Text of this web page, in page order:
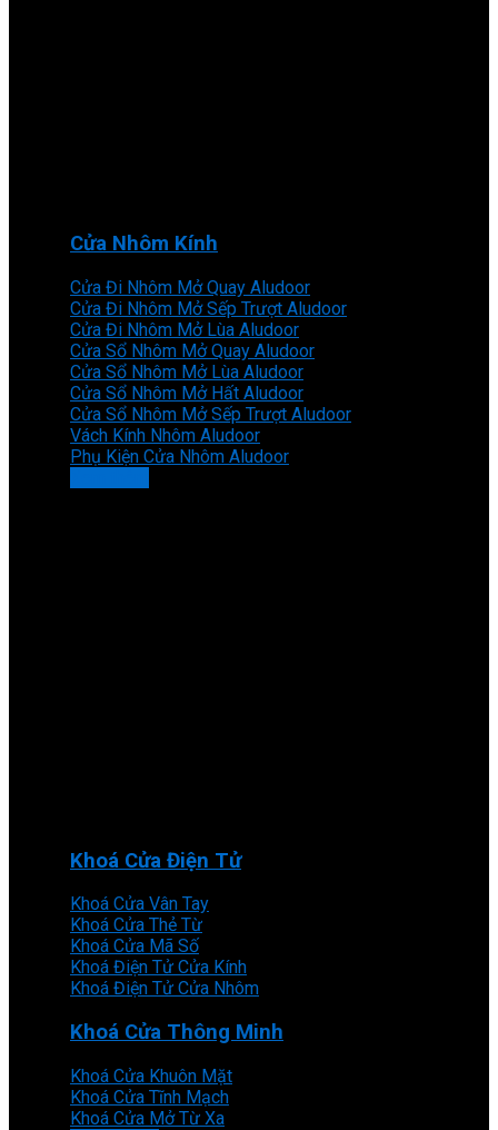
Cửa Nhôm Kính
Cửa Đi Nhôm Mở Quay Aludoor
Cửa Đi Nhôm Mở Sếp Trượt Aludoor
Cửa Đi Nhôm Mở Lùa Aludoor
Cửa Sổ Nhôm Mở Quay Aludoor
Cửa Sổ Nhôm Mở Lùa Aludoor
Cửa Sổ Nhôm Mở Hất Aludoor
Cửa Sổ Nhôm Mở Sếp Trượt Aludoor
Vách Kính Nhôm Aludoor
Phụ Kiện Cửa Nhôm Aludoor
Khoá Cửa Điện Tử
Khoá Cửa Vân Tay
Khoá Cửa Thẻ Từ
Khoá Cửa Mã Số
Khoá Điện Tử Cửa Kính
Khoá Điện Tử Cửa Nhôm
Khoá Cửa Thông Minh
Khoá Cửa Khuôn Mặt
Khoá Cửa Tĩnh Mạch
Khoá Cửa Mở Từ Xa